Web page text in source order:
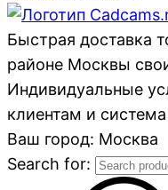
Быстрая доставка
районе Москвы
Индивидуальные
клиентам и
Ваш город: Москва
Search for: